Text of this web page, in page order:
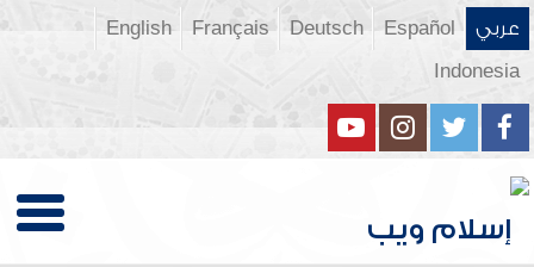
عربي Español
Deutsch
Français
English
Indonesia